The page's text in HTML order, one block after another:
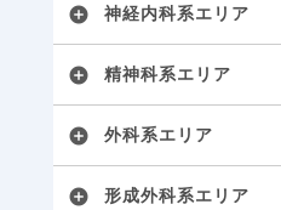
add_circle 神経内科系エリア
add_circle 精神科系エリア
add_circle 外科系エリア
add_circle 形成外科系エリア